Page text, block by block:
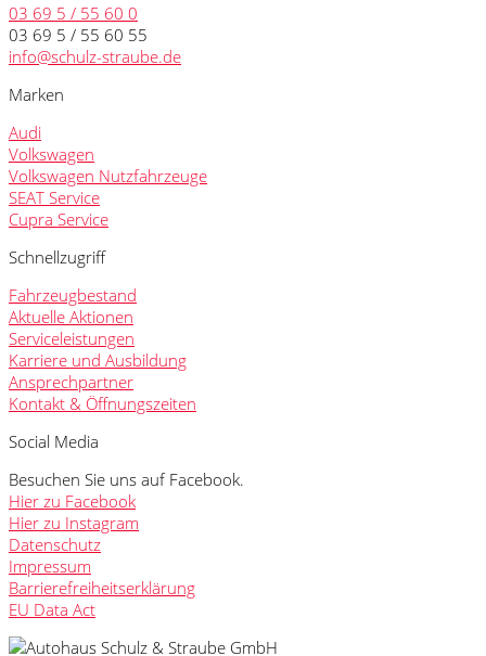
03 69 5 / 55 60 0
03 69 5 / 55 60 55
info@schulz-straube.de
Marken
Audi
Volkswagen
Volkswagen Nutzfahrzeuge
SEAT Service
Cupra Service
Schnellzugriff
Fahrzeugbestand
Aktuelle Aktionen
Serviceleistungen
Karriere und Ausbildung
Ansprechpartner
Kontakt & Öffnungszeiten
Social Media
Besuchen Sie uns auf Facebook.
Hier zu Facebook
Hier zu Instagram
Datenschutz
Impressum
Barrierefreiheitserklärung
EU Data Act